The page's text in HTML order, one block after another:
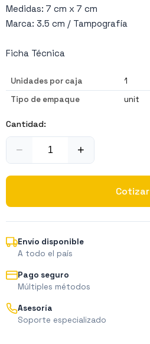
Medidas: 7 cm x 7 cm
Marca: 3.5 cm / Tampografía
Ficha Técnica
Unidades por caja
1
Tipo de empaque
unit
Cantidad:
− +
Cotizar
Envío disponible
A todo el país
Pago seguro
Múltiples métodos
Asesoría
Soporte especializado